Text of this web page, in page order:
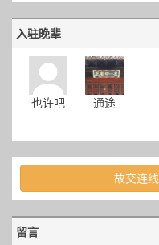
入驻晚辈
也许吧 通途
故交连线
留言